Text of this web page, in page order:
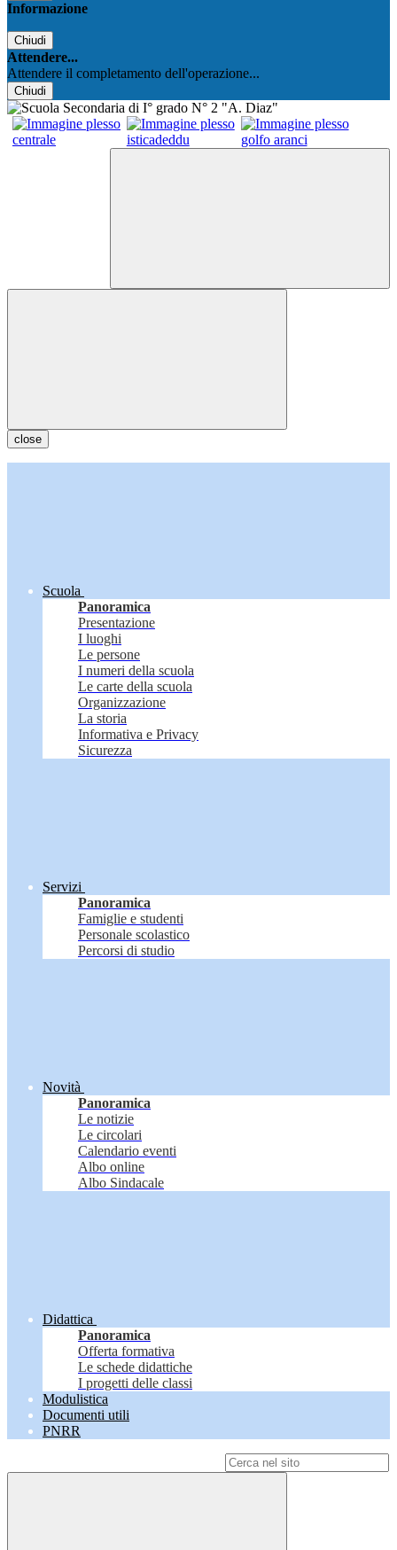
Informazione
Chiudi
Attendere...
Attendere il completamento dell'operazione...
Chiudi
close
Scuola
Panoramica
Presentazione
I luoghi
Le persone
I numeri della scuola
Le carte della scuola
Organizzazione
La storia
Informativa e Privacy
Sicurezza
Servizi
Panoramica
Famiglie e studenti
Personale scolastico
Percorsi di studio
Novità
Panoramica
Le notizie
Le circolari
Calendario eventi
Albo online
Albo Sindacale
Didattica
Panoramica
Offerta formativa
Le schede didattiche
I progetti delle classi
Modulistica
Documenti utili
PNRR